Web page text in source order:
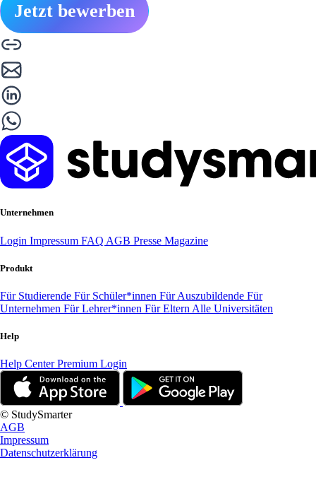
Jetzt bewerben
Unternehmen
Login Impressum FAQ AGB Presse Magazine
Produkt
Für Studierende Für Schüler*innen Für Auszubildende Für
Unternehmen Für Lehrer*innen Für Eltern Alle Universitäten
Help
Help CenterPremium Login
© StudySmarter
AGB
Impressum
Datenschutzerklärung